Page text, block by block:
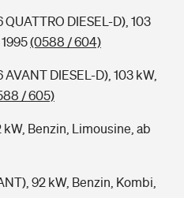
DIESEL-D), 103
(0588 / 604)
DIESEL-D), 103 kW,
/ 605)
kW, Benzin, Limousine, ab
92 kW, Benzin, Kombi,